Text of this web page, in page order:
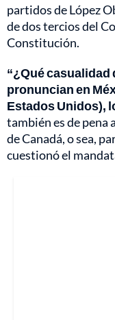
partidos de López
de dos tercios del
Constitución.
“¿Qué casualidad
pronuncian en
Estados Unidos),
también es de pena
de Canadá, o sea,
cuestionó el